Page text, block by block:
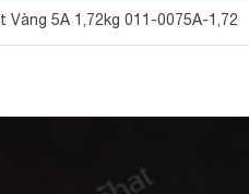
Vàng 5A 1,72kg 011-0075A-1,72